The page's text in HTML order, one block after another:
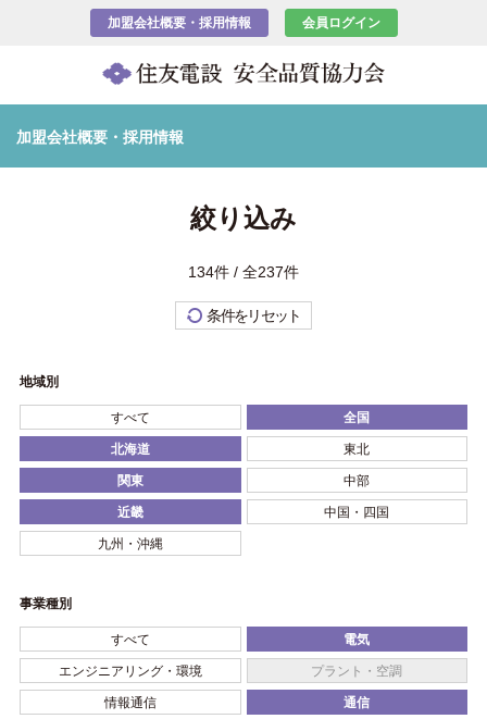
加盟会社概要・採用情報 会員ログイン
加盟会社概要・採用情報
絞り込み
134件 / 全237件
条件をリセット
地域別
すべて 全国
北海道 東北
関東 中部
近畿 中国・四国
九州・沖縄
事業種別
すべて 電気
エンジニアリング・環境 プラント・空調
情報通信 通信